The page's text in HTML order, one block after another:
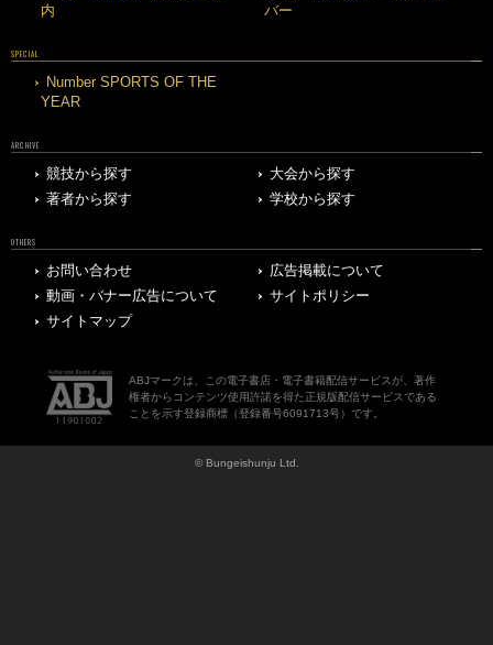
内
バー
SPECIAL
Number SPORTS OF THE
YEAR
ARCHIVE
競技から探す
大会から探す
著者から探す
学校から探す
OTHERS
お問い合わせ
広告掲載について
動画・バナー広告について
サイトポリシー
サイトマップ
ABJマークは、この電子書店・電子書籍配信サービスが、著作
権者からコンテンツ使用許諾を得た正規版配信サービスである
ことを示す登録商標（登録番号6091713号）です。
© Bungeishunju Ltd.